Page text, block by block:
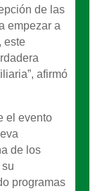
de las
empezar a
este
afirmó
el evento
de los
programas